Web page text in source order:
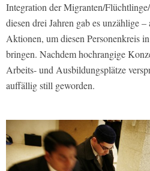
Integration der Migranten/
diesen drei Jahren gab es unzählige
Aktionen, um diesen Personenkreis
bringen. Nachdem hochrangige
Arbeits- und Ausbildungsplätze
auffällig still geworden.